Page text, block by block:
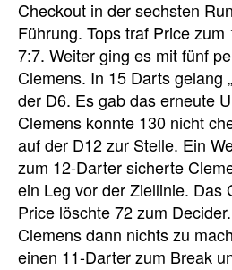
Checkout in der sechsten
Führung. Tops traf Price
7:7. Weiter ging es mit fünf
Clemens. In 15 Darts gelang
der D6. Es gab das erneute
Clemens konnte 130 nicht
auf der D12 zur Stelle. Ein
zum 12-Darter sicherte
ein Leg vor der Ziellinie. Das
Price löschte 72 zum
Clemens dann nichts zu
einen 11-Darter zum Break